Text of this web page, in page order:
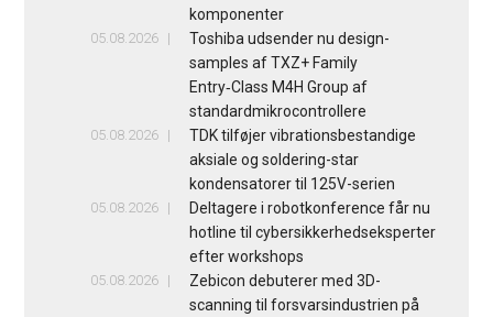
komponenter
05.08.2026
Toshiba udsender nu design-
samples af TXZ+ Family
Entry‑Class M4H Group af
standardmikrocontrollere
05.08.2026
TDK tilføjer vibrationsbestandige
aksiale og soldering-star
kondensatorer til 125V-serien
05.08.2026
Deltagere i robotkonference får nu
hotline til cybersikkerhedseksperter
efter workshops
05.08.2026
Zebicon debuterer med 3D-
scanning til forsvarsindustrien på